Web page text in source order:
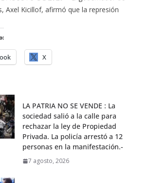
Axel Kicillof, afirmó que la represión
X
LA PATRIA NO SE VENDE : La
sociedad salió a la calle para
rechazar la ley de Propiedad
Privada. La policía arrestó a 12
personas en la manifestación.-
7 agosto, 2026